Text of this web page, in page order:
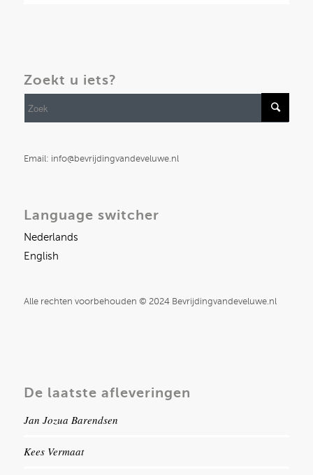
Zoekt u iets?
Email: info@bevrijdingvandeveluwe.nl
Language switcher
Nederlands
English
Alle rechten voorbehouden © 2024 Bevrijdingvandeveluwe.nl
De laatste afleveringen
Jan Jozua Barendsen
Kees Vermaat